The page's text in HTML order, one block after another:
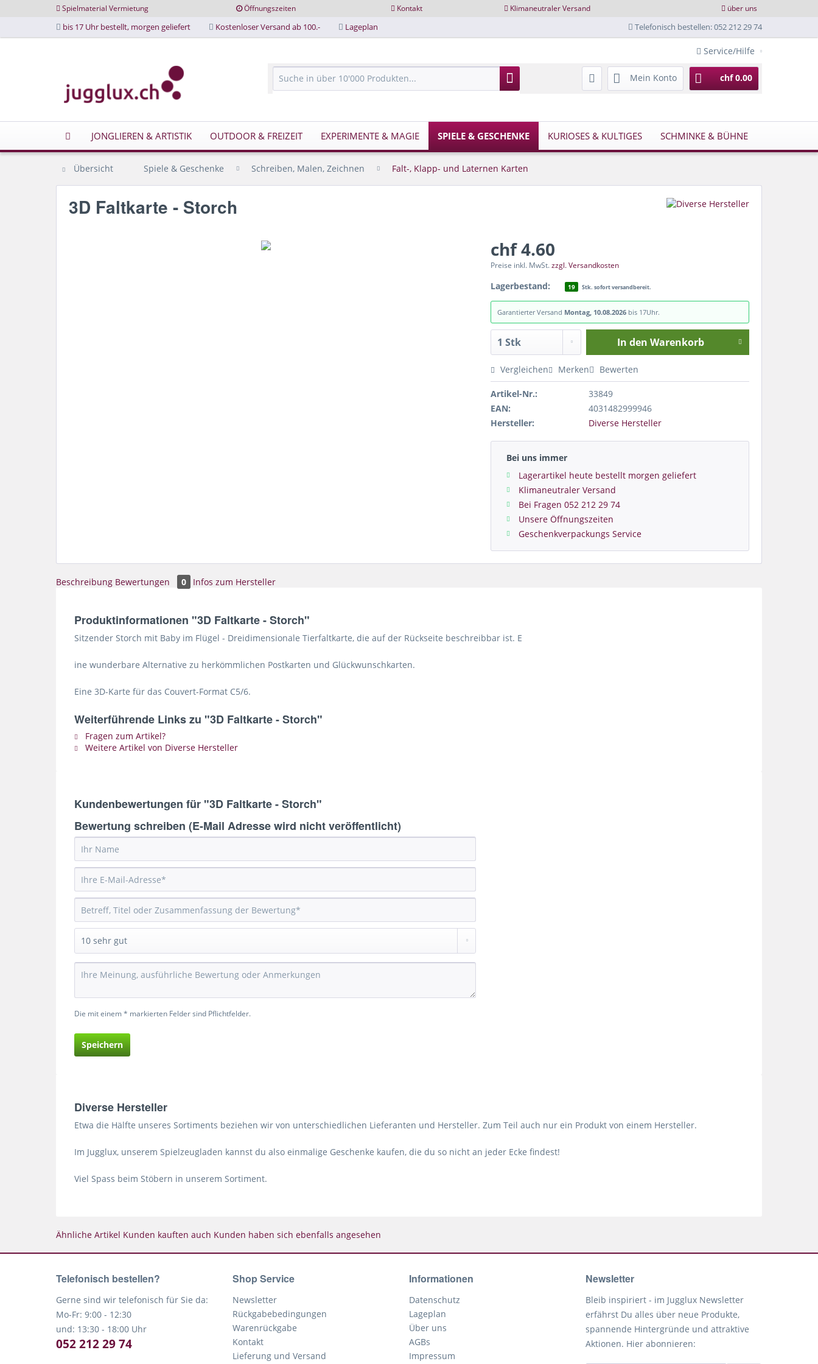
Spielmaterial Vermietung Öffnungszeiten Kontakt Klimaneutraler Versand über uns
bis 17 Uhr bestellt, morgen geliefert Kostenloser Versand ab 100.- Lageplan Telefonisch bestellen: 052 212 29 74
Service/Hilfe
Mein Konto chf 0.00
JONGLIEREN & ARTISTIK OUTDOOR & FREIZEIT EXPERIMENTE & MAGIE SPIELE & GESCHENKE KURIOSES & KULTIGES SCHMINKE & BÜHNE
Übersicht Spiele & Geschenke Schreiben, Malen, Zeichnen Falt-, Klapp- und Laternen Karten
3D Faltkarte - Storch
chf 4.60
Preise inkl. MwSt.zzgl. Versandkosten
Lagerbestand: 19 Stk. sofort versandbereit.
Garantierter Versand Montag, 10.08.2026 bis 17Uhr.
In den Warenkorb
Vergleichen Merken Bewerten
Artikel-Nr.:
33849
EAN:
4031482999946
Hersteller:
Diverse Hersteller
Bei uns immer
Lagerartikel heute bestellt morgen geliefert
Klimaneutraler Versand
Bei Fragen 052 212 29 74
Unsere Öffnungszeiten
Geschenkverpackungs Service
Beschreibung Bewertungen 0 Infos zum Hersteller
Produktinformationen "3D Faltkarte - Storch"
Sitzender Storch mit Baby im Flügel - Dreidimensionale Tierfaltkarte, die auf der Rückseite beschreibbar ist. E
ine wunderbare Alternative zu herkömmlichen Postkarten und Glückwunschkarten.
Eine 3D-Karte für das Couvert-Format C5/6.
Weiterführende Links zu "3D Faltkarte - Storch"
Fragen zum Artikel?
Weitere Artikel von Diverse Hersteller
Kundenbewertungen für "3D Faltkarte - Storch"
Bewertung schreiben (E-Mail Adresse wird nicht veröffentlicht)
Die mit einem * markierten Felder sind Pflichtfelder.
Speichern
Diverse Hersteller
Etwa die Hälfte unseres Sortiments beziehen wir von unterschiedlichen Lieferanten und Hersteller. Zum Teil auch nur ein Produkt von einem Hersteller.
Im Jugglux, unserem Spielzeugladen kannst du also einmalige Geschenke kaufen, die du so nicht an jeder Ecke findest!
Viel Spass beim Stöbern in unserem Sortiment.
Ähnliche Artikel Kunden kauften auch Kunden haben sich ebenfalls angesehen
Telefonisch bestellen?
Gerne sind wir telefonisch für Sie da:
Mo-Fr: 9:00 - 12:30
und: 13:30 - 18:00 Uhr
052 212 29 74
Shop Service
Newsletter
Rückgabebedingungen
Warenrückgabe
Kontakt
Lieferung und Versand
Informationen
Datenschutz
Lageplan
Über uns
AGBs
Impressum
Newsletter
Bleib inspiriert - im Jugglux Newsletter
erfährst Du alles über neue Produkte,
spannende Hintergründe und attraktive
Aktionen. Hier abonnieren: